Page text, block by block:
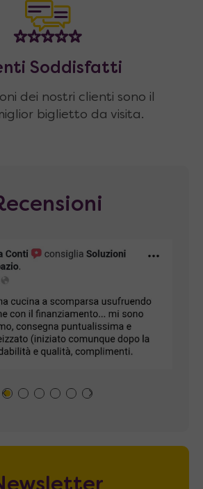
Soddisfatti
dei nostri clienti sono il
biglietto da visita.